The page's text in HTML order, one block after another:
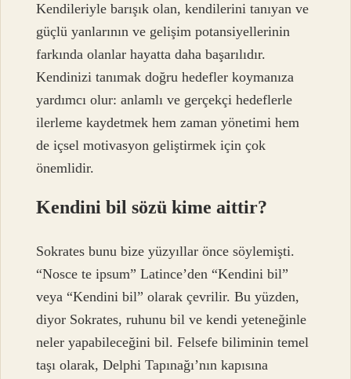
Kendileriyle barışık olan, kendilerini tanıyan ve
güçlü yanlarının ve gelişim potansiyellerinin
farkında olanlar hayatta daha başarılıdır.
Kendinizi tanımak doğru hedefler koymanıza
yardımcı olur: anlamlı ve gerçekçi hedeflerle
ilerleme kaydetmek hem zaman yönetimi hem
de içsel motivasyon geliştirmek için çok
önemlidir.
Kendini bil sözü kime aittir?
Sokrates bunu bize yüzyıllar önce söylemişti.
“Nosce te ipsum” Latince’den “Kendini bil”
veya “Kendini bil” olarak çevrilir. Bu yüzden,
diyor Sokrates, ruhunu bil ve kendi yeteneğinle
neler yapabileceğini bil. Felsefe biliminin temel
taşı olarak, Delphi Tapınağı’nın kapısına